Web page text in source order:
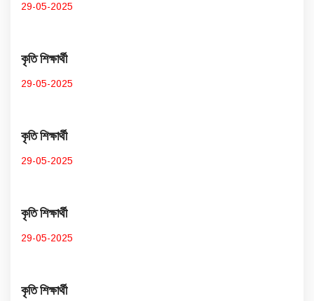
29-05-2025
কৃতি শিক্ষার্থী
29-05-2025
কৃতি শিক্ষার্থী
29-05-2025
কৃতি শিক্ষার্থী
29-05-2025
কৃতি শিক্ষার্থী